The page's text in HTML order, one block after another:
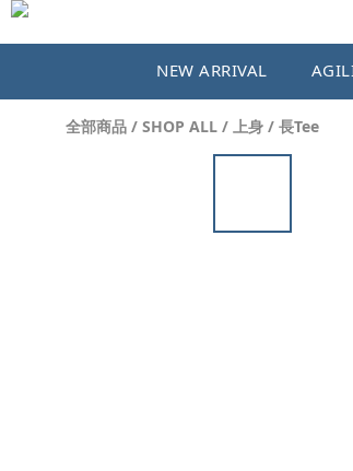
NEW ARRIVAL
全部商品 / SHOP ALL / 上身 / 長Tee